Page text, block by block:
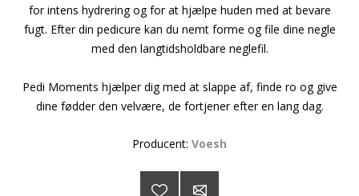
for intens hydrering og for at hjælpe huden med at bevare
fugt. Efter din pedicure kan du nemt forme og file dine negle
med den langtidsholdbare neglefil.
Pedi Moments hjælper dig med at slappe af, finde ro og give
dine fødder den velvære, de fortjener efter en lang dag.
Producent: Voesh